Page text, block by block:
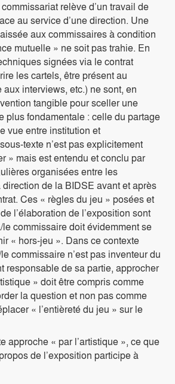
relève d’un travail de
au service d’une direction. Une
aux commissaires à condition
mutuelle » ne soit pas trahie. En
signées via le contrat
les cartels, être présent au
aux interviews, etc.) ne sont, en
tangible pour sceller une
plus fondamentale : celle du partage
vue entre institution et
texte n’est pas explicitement
» mais est entendu et conclu par
organisées entre les
de la BIDSE avant et après
Ces « règles du jeu » posées et
l’élaboration de l’exposition sont
commissaire doit évidemment se
« hors-jeu ». Dans ce contexte
commissaire n’est pas inventeur du
responsable de sa partie, approcher
» doit être compris comme
la question et non pas comme
« l’entièreté du jeu » sur le
approche « par l’artistique », ce que
de l’exposition participe à